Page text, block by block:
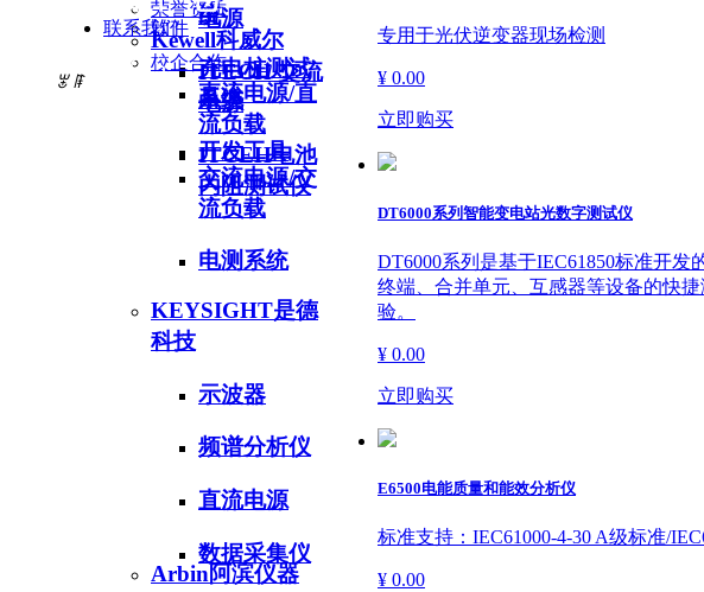
统
充电桩测试
系统
开发工具
电源
ITECH 交流
电源
ITCEH电池
内阻测试仪
Kewell科威尔
直流电源/直
流负载
交流电源/交
流负载
电测系统
KEYSIGHT是德
科技
示波器
频谱分析仪
直流电源
数据采集仪
Arbin阿滨仪器
荣誉资质
校企合作
软件
联系我们
PRODUCTS
ꂃ ꁹ
专用于光伏逆变器现场检测
¥ 0.00
立即购买
DT6000系列智能变电站光数字测试仪
DT6000系列是基于IEC61850标准开
终端、合并单元、互感器等设备的快
验。
¥ 0.00
立即购买
E6500电能质量和能效分析仪
标准支持：IEC61000-4-30 A级标准/
¥ 0.00